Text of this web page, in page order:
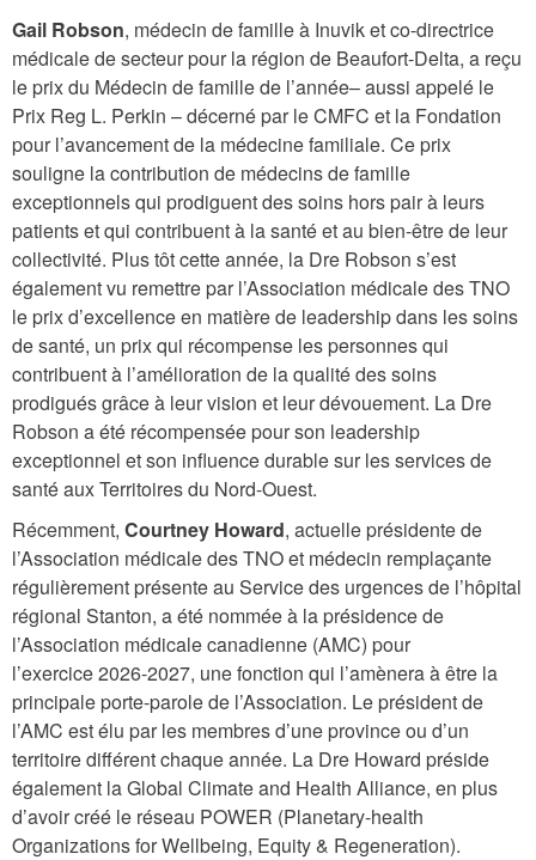
Gail Robson, médecin de famille à Inuvik et co-directrice
médicale de secteur pour la région de Beaufort-Delta, a reçu
le prix du Médecin de famille de l’année– aussi appelé le
Prix Reg L. Perkin – décerné par le CMFC et la Fondation
pour l’avancement de la médecine familiale. Ce prix
souligne la contribution de médecins de famille
exceptionnels qui prodiguent des soins hors pair à leurs
patients et qui contribuent à la santé et au bien-être de leur
collectivité. Plus tôt cette année, la Dre Robson s’est
également vu remettre par l’Association médicale des TNO
le prix d’excellence en matière de leadership dans les soins
de santé, un prix qui récompense les personnes qui
contribuent à l’amélioration de la qualité des soins
prodigués grâce à leur vision et leur dévouement. La Dre
Robson a été récompensée pour son leadership
exceptionnel et son influence durable sur les services de
santé aux Territoires du Nord-Ouest.
Récemment, Courtney Howard, actuelle présidente de
l’Association médicale des TNO et médecin remplaçante
régulièrement présente au Service des urgences de l’hôpital
régional Stanton, a été nommée à la présidence de
l’Association médicale canadienne (AMC) pour
l’exercice 2026-2027, une fonction qui l’amènera à être la
principale porte-parole de l’Association. Le président de
l’AMC est élu par les membres d’une province ou d’un
territoire différent chaque année. La Dre Howard préside
également la Global Climate and Health Alliance, en plus
d’avoir créé le réseau POWER (Planetary-health
Organizations for Wellbeing, Equity & Regeneration).